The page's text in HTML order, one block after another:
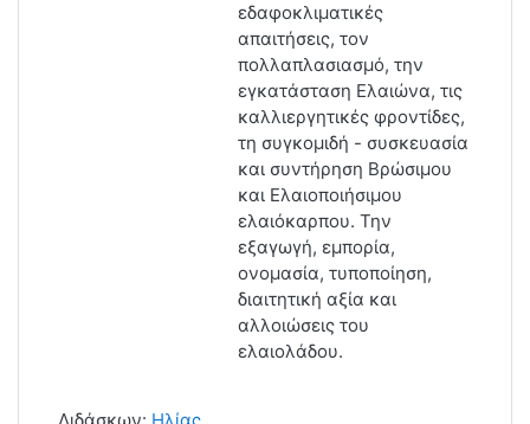
εδαφοκλιματικές
απαιτήσεις, τον
πολλαπλασιασμό, την
εγκατάσταση Ελαιώνα, τις
καλλιεργητικές φροντίδες,
τη συγκομιδή - συσκευασία
και συντήρηση Βρώσιμου
και Ελαιοποιήσιμου
ελαιόκαρπου. Την
εξαγωγή, εμπορία,
ονομασία, τυποποίηση,
διαιτητική αξία και
αλλοιώσεις του
ελαιολάδου.